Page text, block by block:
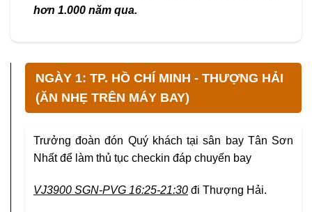
hơn 1.000 năm qua.
NGÀY 1: TP. HỒ CHÍ MINH - THƯỢNG HẢI
(ĂN NHẸ TRÊN MÁY BAY)
Trưởng đoàn đón Quý khách tại sân bay Tân Sơn
Nhất để làm thủ tục checkin đáp chuyến bay
VJ3900 SGN-PVG 16:25-21:30 đi Thượng Hải.